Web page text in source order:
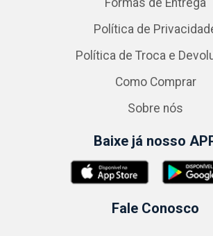
Formas de Entrega
Política de
Política de Troca e
Como Comprar
Sobre nós
Baixe já nosso
Fale Conosco